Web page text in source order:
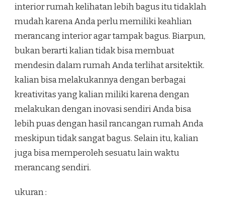
interior rumah kelihatan lebih bagus itu tidaklah
mudah karena Anda perlu memiliki keahlian
merancang interior agar tampak bagus. Biarpun,
bukan berarti kalian tidak bisa membuat
mendesin dalam rumah Anda terlihat arsitektik.
kalian bisa melakukannya dengan berbagai
kreativitas yang kalian miliki karena dengan
melakukan dengan inovasi sendiri Anda bisa
lebih puas dengan hasil rancangan rumah Anda
meskipun tidak sangat bagus. Selain itu, kalian
juga bisa memperoleh sesuatu lain waktu
merancang sendiri.
ukuran :